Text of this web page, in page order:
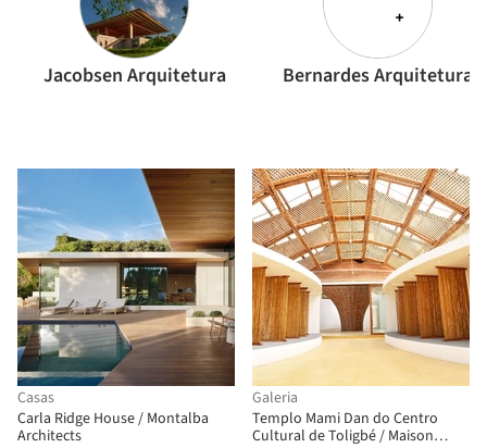
Jacobsen Arquitetura Bernardes Arquitetura
Casas
Carla Ridge House / Montalba
Architects
Galeria
Templo Mami Dan do Centro
Cultural de Toligbé / Maison